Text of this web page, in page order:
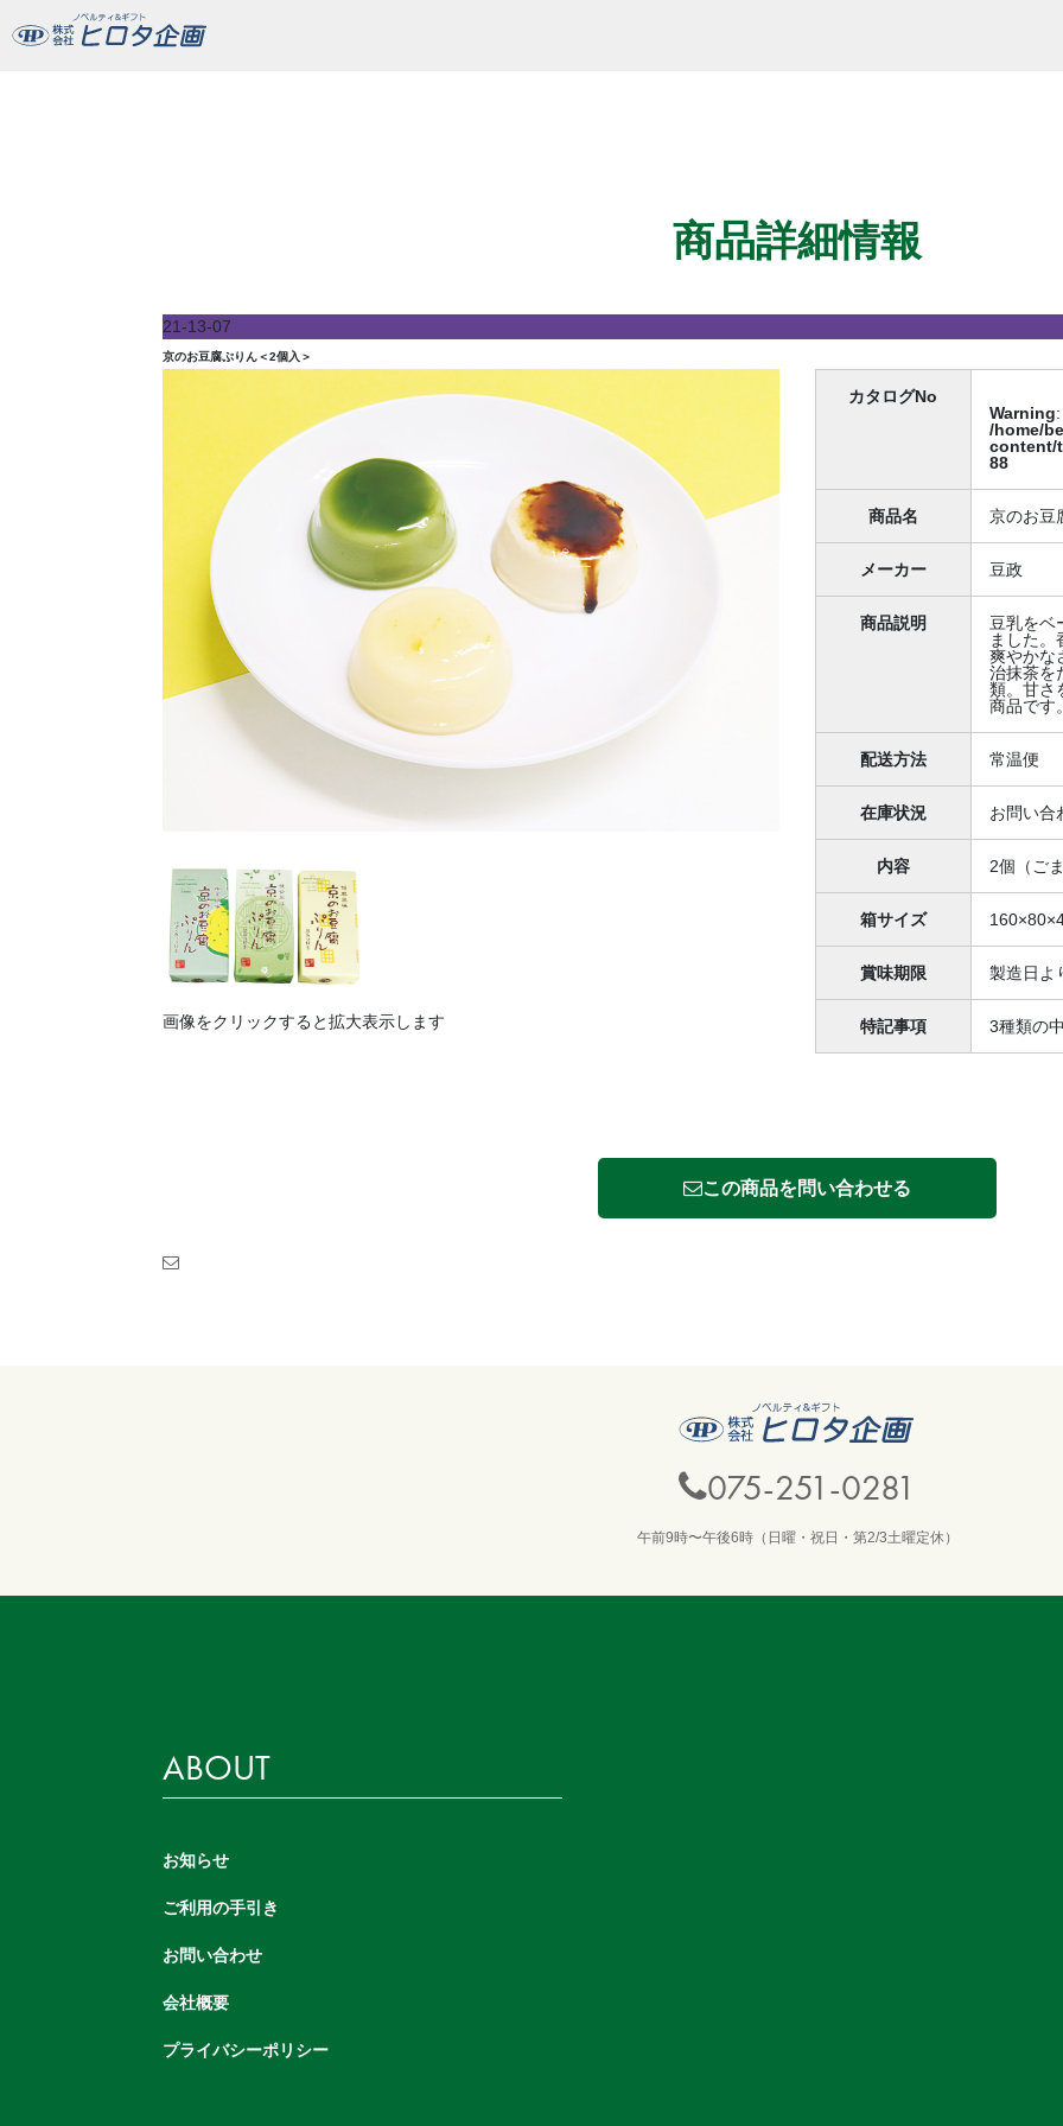
商品詳細情報
21-13-07
京のお豆腐ぷりん＜2個入＞
画像をクリックすると拡大表示します
カタログNo
Warning
/home/
content/
88
商品名 京のお豆
メーカー 豆政
商品説明
豆乳をベ
ました。
爽やかな
治抹茶を
類。甘さ
商品です。
配送方法 常温便
在庫状況 お問い合
内容 2個（ご
箱サイズ
賞味期限 製造日よ
特記事項 3種類の
この商品を問い合わせる
075-251-0281
午前9時〜午後6時（日曜・祝日・第2/3土曜定休）
ABOUT
お知らせ
ご利用の手引き
お問い合わせ
会社概要
プライバシーポリシー